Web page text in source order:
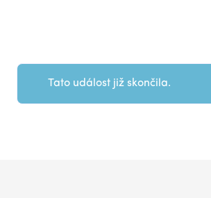
Tato událost již skončila.